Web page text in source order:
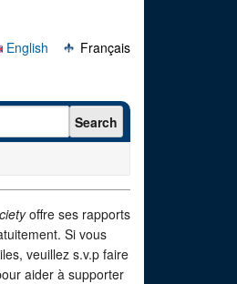
English
Français
Search
offre ses rapports
Si vous
veuillez s.v.p faire
aider à supporter